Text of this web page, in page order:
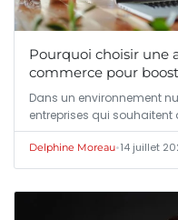
Pourquoi choisir une
commerce pour
Dans un environnement
entreprises qui souhaitent
Delphine Moreau•14 juillet